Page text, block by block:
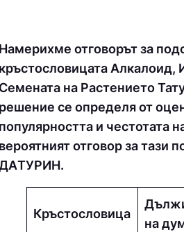
отговорът за
Алкалоид,
на Растението
се определя от
и честотата
отговор за тази
Кръстословица
на